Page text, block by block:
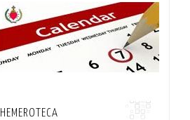
HEMEROTECA